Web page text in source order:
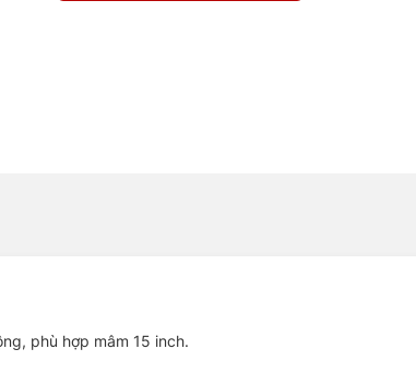
phù hợp mâm 15 inch.